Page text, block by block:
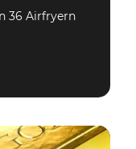
36 Airfryern